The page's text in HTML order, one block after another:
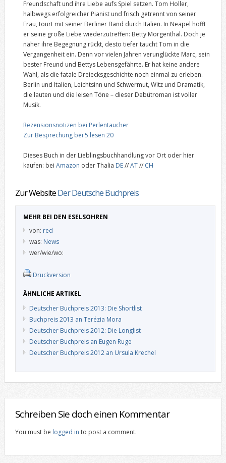
Freundschaft und ihre Liebe aufs Spiel setzen. Tom Holler,
halbwegs erfolgreicher Pianist und frisch getrennt von seiner
Frau, tourt mit seiner Berliner Band durch Italien. In Neapel hofft
er seine große Liebe wiederzutreffen: Betty Morgenthal. Doch je
näher ihre Begegnung rückt, desto tiefer taucht Tom in die
Vergangenheit ein. Denn vor vielen Jahren verunglückte Marc, sein
bester Freund und Bettys Lebensgefährte. Er hat keine andere
Wahl, als die fatale Dreiecksgeschichte noch einmal zu erleben.
Berlin und Italien, Leichtsinn und Schwermut, Witz und Dramatik,
die lauten und die leisen Töne – dieser Debütroman ist voller
Musik.
Rezensionsnotizen bei Perlentaucher
Zur Besprechung bei 5 lesen 20
Dieses Buch in der Lieblingsbuchhandlung vor Ort oder hier
kaufen: bei Amazon oder Thalia DE//AT// CH
Zur WebsiteDer Deutsche Buchpreis
MEHR BEI DEN ESELSOHREN
von: red
was: News
wer/wie/wo:
Druckversion
ÄHNLICHE ARTIKEL
Deutscher Buchpreis 2013: Die Shortlist
Buchpreis 2013 an Terézia Mora
Deutscher Buchpreis 2012: Die Longlist
Deutscher Buchpreis an Eugen Ruge
Deutscher Buchpreis 2012 an Ursula Krechel
Schreiben Sie doch einen Kommentar
You must be logged in to post a comment.